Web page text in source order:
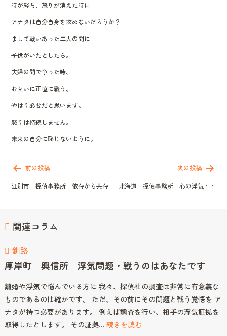
時が経ち、怒りが消えた時に
アナタは自分自身を攻めないだろうか？
まして戦いあった二人の間に
子供がいたとしたら。
夫婦の間で争った時、
お互いに正直に戦う。
やはり必要だと思います。
怒りは持続しません。
未来の自分に恥じないように。
稿
ビ
ョ
前の投稿
江別市 探偵事務所 依存から共存
次の投稿
北海道 探偵事務所 心の浮気・・
関連コラム
釧路
厚岸町 興信所 浮気問題・戦うのはあなたです
離婚や浮気で悩んでいる方に 我々、探偵社の調査は非常に有意義な
ものであるのは確かです。 ただ、その前にその問題と戦う覚悟を ア
ナタが持つ必要があります。 例えば調査を行い、相手の浮気証拠を
取得したとします。 その証拠… 続きを読む厚